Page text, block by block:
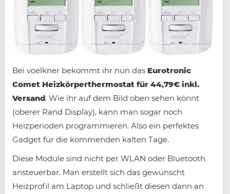
Bei voelkner bekommt ihr nun das Eurotronic
Comet Heizkörperthermostat für 44,79€ inkl.
Versand. Wie ihr auf dem Bild oben sehen könnt
(oberer Rand Display), kann man sogar noch
Heizperioden programmieren. Also ein perfektes
Gadget für die kommenden kalten Tage.
Diese Module sind nicht per WLAN oder Bluetooth
ansteuerbar. Man erstellt sich das gewünscht
Heizprofil am Laptop und schließt diesen dann an